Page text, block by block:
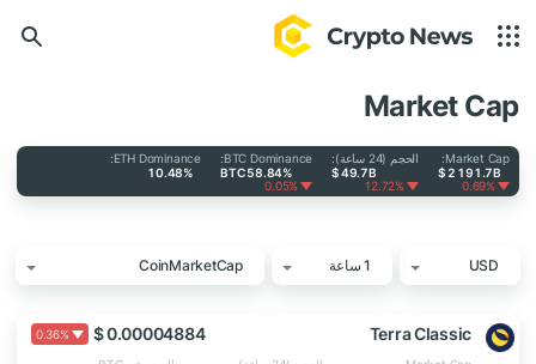
Market Cap
Market Cap:
$ 2 191.7B
0.69%
الحجم (24 ساعة):
$ 49.7B
12.72%
BTC Dominance:
BTC 58.84%
0.05%
ETH Dominance:
10.48%
USD
CoinMarketCap
Terra Classic
$ 0.00004884
0.36%